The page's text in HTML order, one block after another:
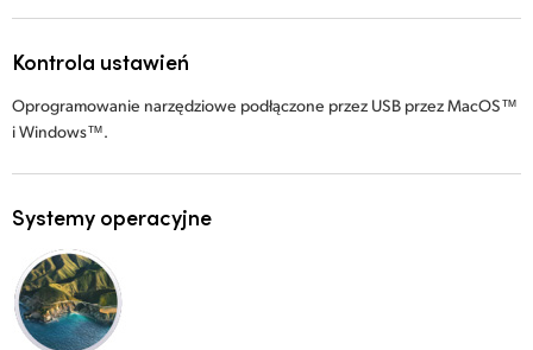
Kontrola ustawień
Oprogramowanie narzędziowe podłączone przez USB przez MacOS™
i Windows™.
Systemy operacyjne